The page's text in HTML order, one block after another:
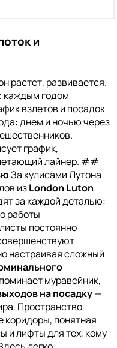
и
растет, развивается.
каждым годом
взлетов и посадок
днем и ночью через
график,
лайнер. ##
За кулисами Лутона
изLondon Luton
за каждой деталью:
работы
постоянно
настраивая сложный
муравейник,
на посадку—
Пространство
коридоры, понятная
и лифты для тех, кому